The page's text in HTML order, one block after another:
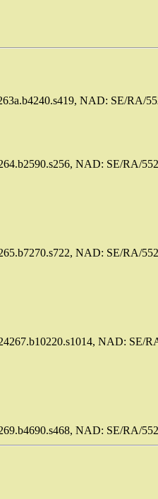
NAD: SE/RA/
NAD: SE/RA/
NAD: SE/RA/
NAD: SE/
NAD: SE/RA/